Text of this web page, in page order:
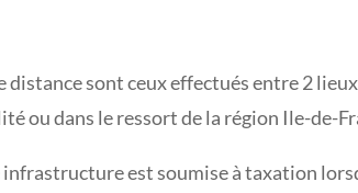
distance sont ceux effectués entre 2
ou dans le ressort de la région Ile-de-
infrastructure est soumise à taxation